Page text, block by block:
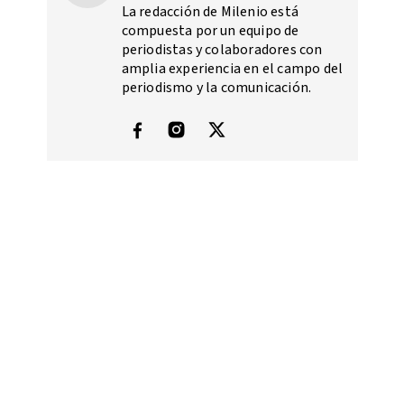
La redacción de Milenio está
compuesta por un equipo de
periodistas y colaboradores con
amplia experiencia en el campo del
periodismo y la comunicación.